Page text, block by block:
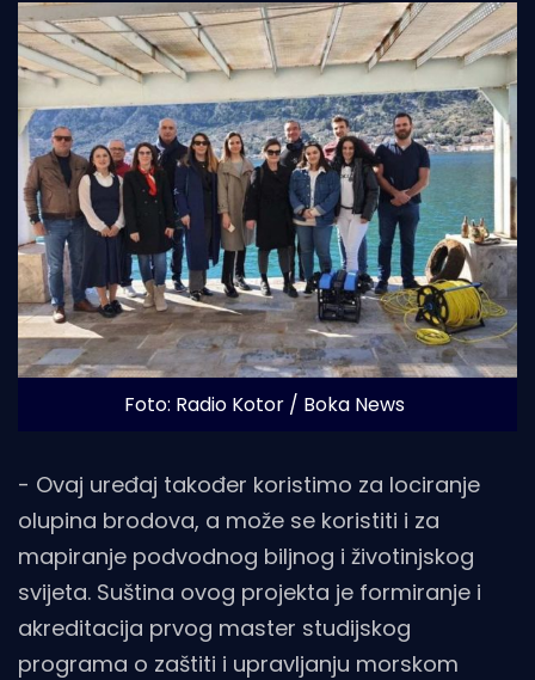
Foto: Radio Kotor / Boka News
- Ovaj uređaj također koristimo za lociranje
olupina brodova, a može se koristiti i za
mapiranje podvodnog biljnog i životinjskog
svijeta. Suština ovog projekta je formiranje i
akreditacija prvog master studijskog
programa o zaštiti i upravljanju morskom